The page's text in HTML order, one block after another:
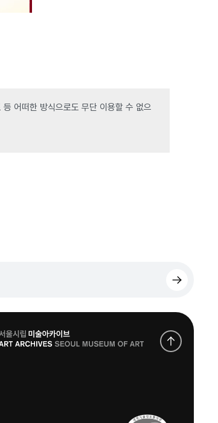
어떠한 방식으로도 무단 이용할 수 없으